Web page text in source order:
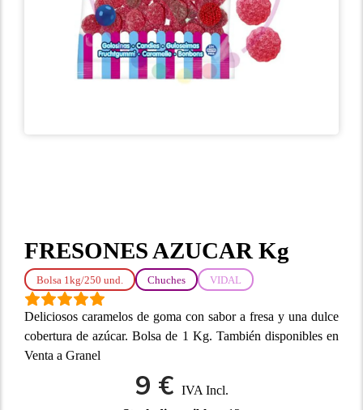
FRESONES AZUCAR Kg
Bolsa 1kg/250 und. Chuches VIDAL
Deliciosos caramelos de goma con sabor a fresa y una dulce
cobertura de azúcar. Bolsa de 1 Kg. También disponibles en
Venta a Granel
9 € IVA Incl.